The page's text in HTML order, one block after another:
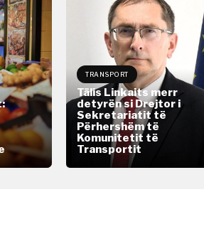
TRANSPORT
Tālis Linkaits merr
detyrën si Drejtor i
Sekretariatit të
Përhershëm të
Komunitetit të
Transportit